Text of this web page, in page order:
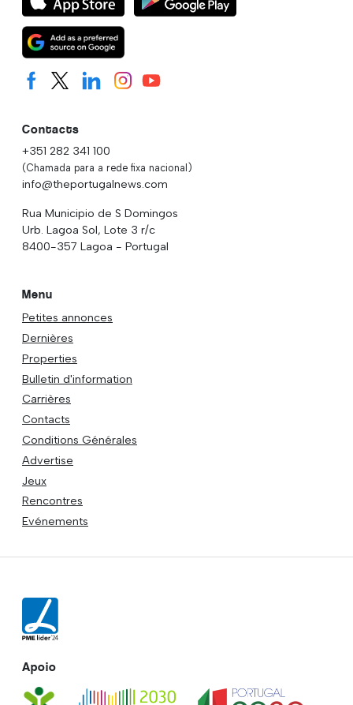
Contacts
+351 282 341 100
(Chamada para a rede fixa nacional)
info@theportugalnews.com
Rua Municipio de S Domingos
Urb. Lagoa Sol, Lote 3 r/c
8400-357 Lagoa - Portugal
Menu
Petites annonces
Dernières
Properties
Bulletin d'information
Carrières
Contacts
Conditions Générales
Advertise
Jeux
Rencontres
Evénements
Apoio